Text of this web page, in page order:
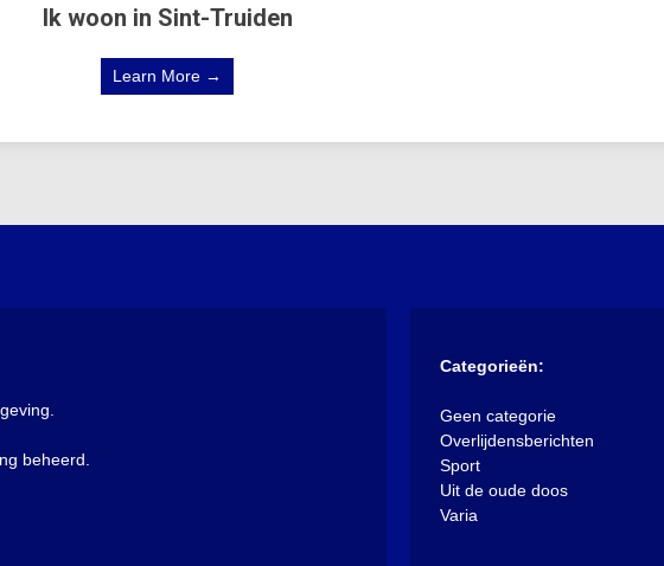
Ik woon in Sint-Truiden
Learn More →
beheerd.
Categorieën:
Geen categorie
Overlijdensberichten
Sport
Uit de oude doos
Varia